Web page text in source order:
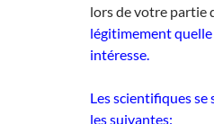
lors de votre partie
légitimement
intéresse.
Les scientifiques
les suivantes: